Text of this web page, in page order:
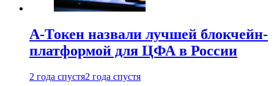
А-Токен назвали лучшей блокчейн-
платформой для ЦФА в России
2 года спустя2 года спустя